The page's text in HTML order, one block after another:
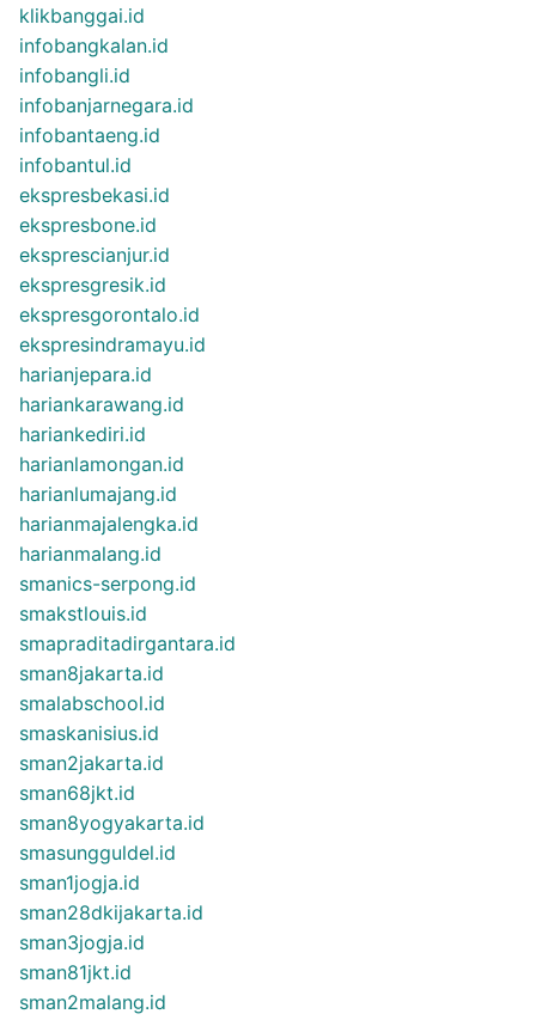
klikbanggai.id
infobangkalan.id
infobangli.id
infobanjarnegara.id
infobantaeng.id
infobantul.id
ekspresbekasi.id
ekspresbone.id
eksprescianjur.id
ekspresgresik.id
ekspresgorontalo.id
ekspresindramayu.id
harianjepara.id
hariankarawang.id
hariankediri.id
harianlamongan.id
harianlumajang.id
harianmajalengka.id
harianmalang.id
smanics-serpong.id
smakstlouis.id
smapraditadirgantara.id
sman8jakarta.id
smalabschool.id
smaskanisius.id
sman2jakarta.id
sman68jkt.id
sman8yogyakarta.id
smasungguldel.id
sman1jogja.id
sman28dkijakarta.id
sman3jogja.id
sman81jkt.id
sman2malang.id